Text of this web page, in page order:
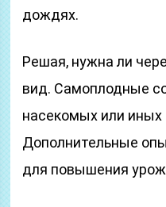
дождях.
Решая, нужна ли
вид. Самоплодные
насекомых или иных
Дополнительные
для повышения